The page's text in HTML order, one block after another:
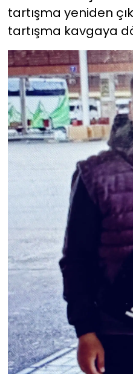
tartışma yeniden
tartışma kavgaya